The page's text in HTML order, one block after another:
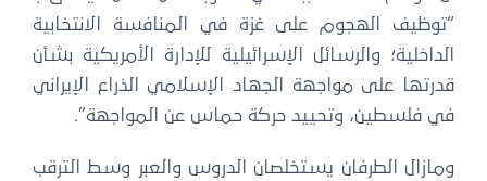
“توظيف الهجوم على غزة في المنافسة الانتخابية
الداخلية؛ والرسائل الإسرائيلية للإدارة الأمريكية بشأن
قدرتها على مواجهة الجهاد الإسلامي الذراع الإيراني
في فلسطين، وتحييد حركة حماس عن المواجهة”.
ومازال الطرفان يستخلصان الدروس والعبر وسط الترقب